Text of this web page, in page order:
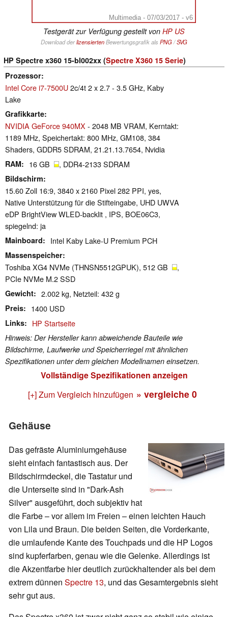
Multimedia - 07/03/2017 - v6
Testgerät zur Verfügung gestellt von HP US
Download derlizensiertenBewertungsgrafik als PNG/SVG
HP Spectre x360 15-bl002xx (Spectre X360 15 Serie)
Prozessor
Intel Core i7-7500U2c/4t 2 x 2.7 - 3.5 GHz, Kaby
Lake
Grafikkarte
NVIDIA GeForce 940MX - 2048 MB VRAM, Kerntakt:
1189 MHz, Speichertakt: 800 MHz, GM108, 384
Shaders, GDDR5 SDRAM, 21.21.13.7654, Nvidia
RAM 16 GB , DDR4-2133 SDRAM
Bildschirm
15.60 Zoll 16:9, 3840 x 2160 Pixel 282 PPI, yes,
Native Unterstützung für die Stifteingabe, UHD UWVA
eDP BrightView WLED-backlit , IPS, BOE06C3,
spiegelnd: ja
Mainboard Intel Kaby Lake-U Premium PCH
Massenspeicher
Toshiba XG4 NVMe (THNSN5512GPUK), 512 GB
,
PCIe NVMe M.2 SSD
Gewicht 2.002 kg, Netzteil: 432 g
Preis 1400 USD
Links HP Startseite
Hinweis: Der Hersteller kann abweichende Bauteile wie
Bildschirme, Laufwerke und Speicherriegel mit ähnlichen
Spezifikationen unter dem gleichen Modellnamen einsetzen.
Vollständige Spezifikationen anzeigen
[+] Zum Vergleich hinzufügen » vergleiche 0
Gehäuse
Das gefräste Aluminiumgehäuse
sieht einfach fantastisch aus. Der
Bildschirmdeckel, die Tastatur und
die Unterseite sind in "Dark-Ash
Silver" ausgeführt, doch subjektiv hat
die Farbe – vor allem im Freien – einen leichten Hauch
von Lila und Braun. Die beiden Seiten, die Vorderkante,
die umlaufende Kante des Touchpads und die HP Logos
sind kupferfarben, genau wie die Gelenke. Allerdings ist
die Akzentfarbe hier deutlich zurückhaltender als bei dem
extrem dünnen Spectre 13, und das Gesamtergebnis sieht
sehr gut aus.